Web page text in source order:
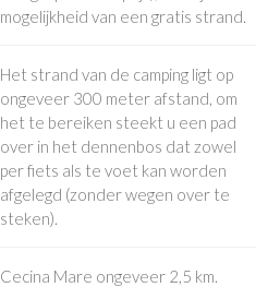
mogelijkheid van een gratis strand.
Het strand van de camping ligt op
ongeveer 300 meter afstand, om
het te bereiken steekt u een pad
over in het dennenbos dat zowel
per fiets als te voet kan worden
afgelegd (zonder wegen over te
steken).
Cecina Mare ongeveer 2,5 km.